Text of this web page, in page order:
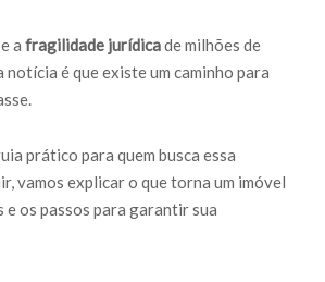
a fragilidade jurídicade milhões de
notícia é que existe um caminho para
prático para quem busca essa
vamos explicar o que torna um imóvel
e os passos para garantir sua